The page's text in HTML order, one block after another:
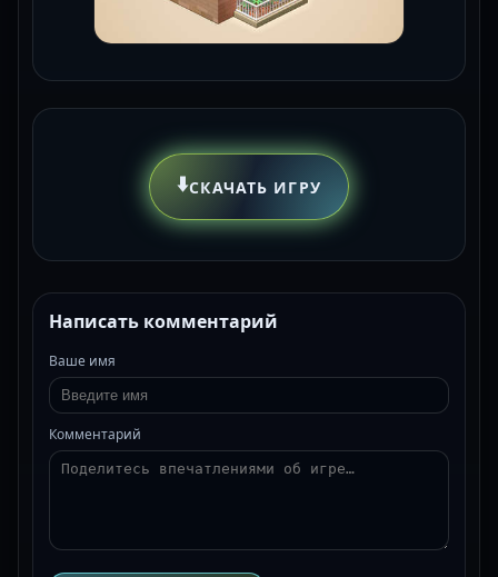
⬇️СКАЧАТЬ ИГРУ
Написать комментарий
Ваше имя
Комментарий